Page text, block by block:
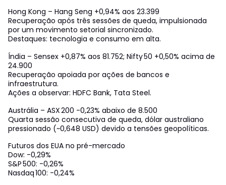
Hong Kong – Hang Seng +0,94% aos 23.399
Recuperação após três sessões de queda, impulsionada
por um movimento setorial sincronizado.
Destaques: tecnologia e consumo em alta.
Índia – Sensex +0,87% aos 81.752; Nifty 50 +0,50% acima de
24.900
Recuperação apoiada por ações de bancos e
infraestrutura.
Ações a observar: HDFC Bank, Tata Steel.
Austrália – ASX 200 -0,23% abaixo de 8.500
Quarta sessão consecutiva de queda, dólar australiano
pressionado (~0,648 USD) devido a tensões geopolíticas.
Futuros dos EUA no pré-mercado
Dow: -0,29%
S&P 500: -0,26%
Nasdaq 100: -0,24%